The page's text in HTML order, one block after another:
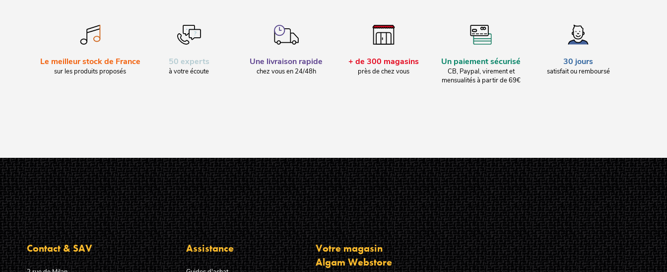
Le meilleur stock de France
sur les produits proposés
50 experts
à votre écoute
Une livraison rapide
chez vous en 24/48h
+ de 300 magasins
près de chez vous
Un paiement sécurisé
CB, Paypal, virement et
mensualités à partir de 69€
30 jours
satisfait ou remboursé
Contact & SAV Assistance
Votre magasin
Algam Webstore